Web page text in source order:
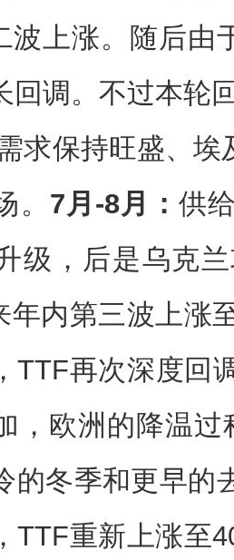
波上涨。随后由
回调。不过本轮
求保持旺盛、
。 7月-8月：供
级，后是乌克
年内第三波上涨
TTF再次深度回
，欧洲的降温
的冬季和更早的
TTF重新上涨至